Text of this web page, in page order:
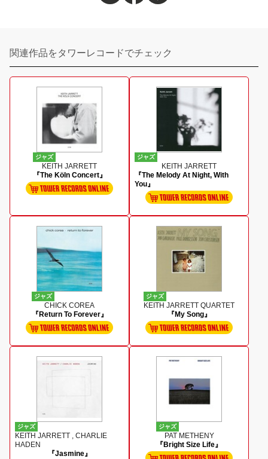
関連作品をタワーレコードでチェック
ジャズ
KEITH JARRETT
『The Köln Concert』
ジャズ
KEITH JARRETT
『The Melody At Night, With
You』
ジャズ
CHICK COREA
『Return To Forever』
ジャズ
KEITH JARRETT QUARTET
『My Song』
ジャズ
KEITH JARRETT , CHARLIE
HADEN
『Jasmine』
ジャズ
PAT METHENY
『Bright Size Life』